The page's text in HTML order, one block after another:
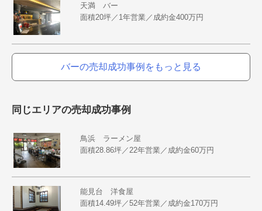
天満 バー
面積20坪／1年営業／成約金400万円
バーの売却成功事例をもっと見る
同じエリアの売却成功事例
鳥浜 ラーメン屋
面積28.86坪／22年営業／成約金60万円
能見台 洋食屋
面積14.49坪／52年営業／成約金170万円